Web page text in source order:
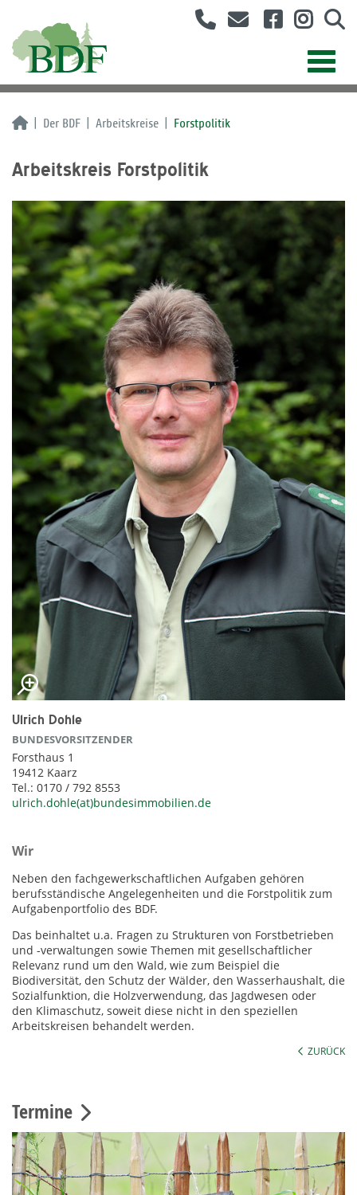
Der BDF Arbeitskreise Forstpolitik
Arbeitskreis Forstpolitik
Ulrich Dohle
BUNDESVORSITZENDER
Forsthaus 1
19412 Kaarz
Tel.: 0170 / 792 8553
ulrich.dohle(at)bundesimmobilien.de
Wir
Neben den fachgewerkschaftlichen Aufgaben gehören
berufsständische Angelegenheiten und die Forstpolitik zum
Aufgabenportfolio des BDF.
Das beinhaltet u.a. Fragen zu Strukturen von Forstbetrieben
und -verwaltungen sowie Themen mit gesellschaftlicher
Relevanz rund um den Wald, wie zum Beispiel die
Biodiversität, den Schutz der Wälder, den Wasserhaushalt, die
Sozialfunktion, die Holzverwendung, das Jagdwesen oder
den Klimaschutz, soweit diese nicht in den speziellen
Arbeitskreisen behandelt werden.
ZURÜCK
Termine